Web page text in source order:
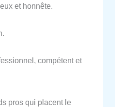
et honnête.
compétent et
pros qui placent le